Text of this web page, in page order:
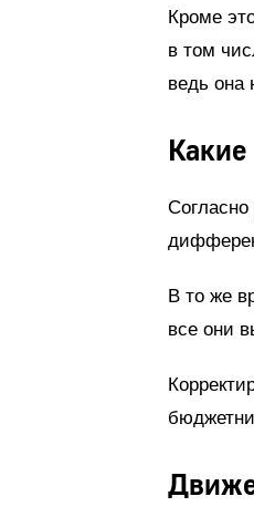
Кроме
в том
ведь она
В то же
все они